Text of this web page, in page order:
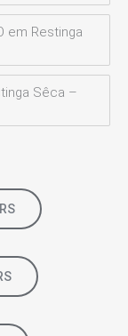
em Restinga
Sêca –